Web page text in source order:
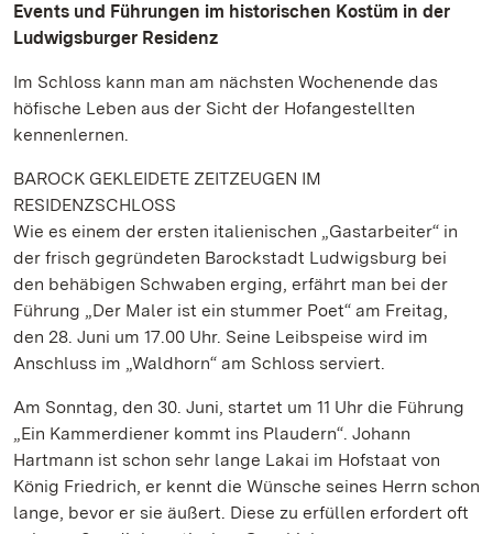
Events und Führungen im historischen Kostüm in der
Ludwigsburger Residenz
Im Schloss kann man am nächsten Wochenende das
höfische Leben aus der Sicht der Hofangestellten
kennenlernen.
BAROCK GEKLEIDETE ZEITZEUGEN IM
RESIDENZSCHLOSS
Wie es einem der ersten italienischen „Gastarbeiter“ in
der frisch gegründeten Barockstadt Ludwigsburg bei
den behäbigen Schwaben erging, erfährt man bei der
Führung „Der Maler ist ein stummer Poet“ am Freitag,
den 28. Juni um 17.00 Uhr. Seine Leibspeise wird im
Anschluss im „Waldhorn“ am Schloss serviert.
Am Sonntag, den 30. Juni, startet um 11 Uhr die Führung
„Ein Kammerdiener kommt ins Plaudern“. Johann
Hartmann ist schon sehr lange Lakai im Hofstaat von
König Friedrich, er kennt die Wünsche seines Herrn schon
lange, bevor er sie äußert. Diese zu erfüllen erfordert oft